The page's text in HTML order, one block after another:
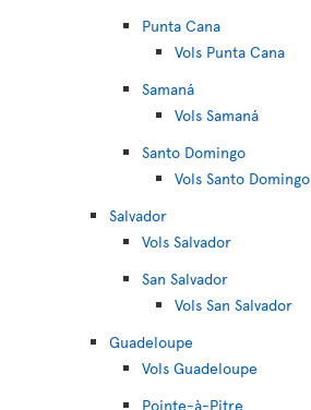
Punta Cana
Vols Punta Cana
Samaná
Vols Samaná
Santo Domingo
Vols Santo Domingo
Salvador
Vols Salvador
San Salvador
Vols San Salvador
Guadeloupe
Vols Guadeloupe
Pointe-à-Pitre